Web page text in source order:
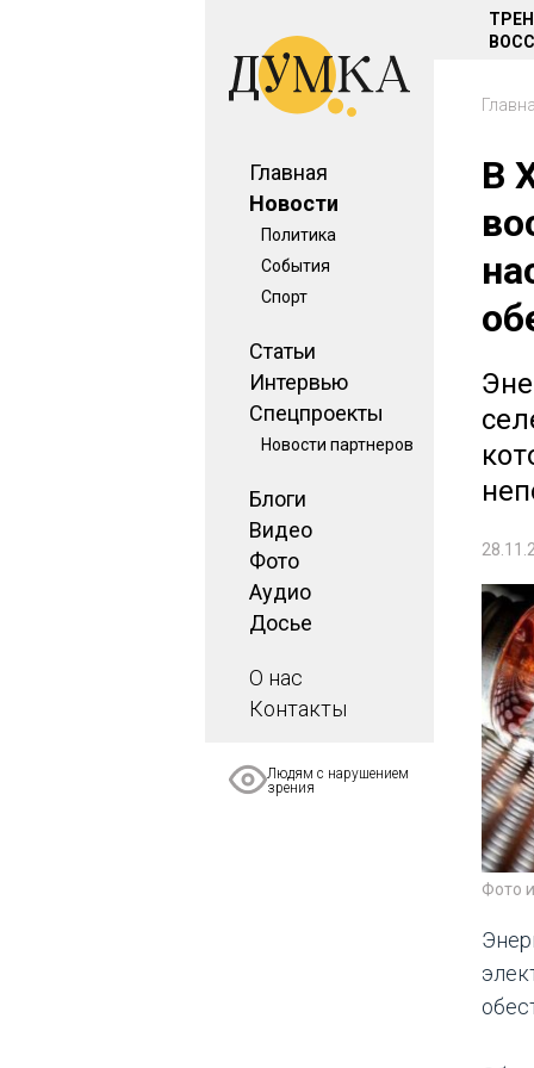
Главная
Новости
Политика
События
Спорт
Статьи
Интервью
Спецпроекты
Новости партнеров
Блоги
Видео
Фото
Аудио
Досье
О нас
Контакты
Людям с нарушением
зрения
В
Фото